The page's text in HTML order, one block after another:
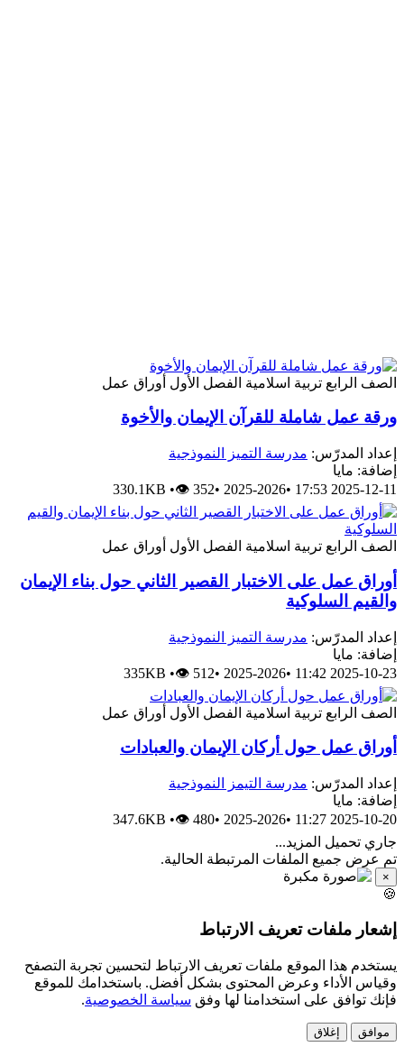
الصف الرابع تربية اسلامية الفصل الأول أوراق عمل
ورقة عمل شاملة للقرآن الإيمان والأخوة
إعداد المدرّس: مدرسة التميز النموذجية
إضافة: مايا
2025-12-11 17:53
•
2025-2026
•
330.1KB •👁 352
الصف الرابع تربية اسلامية الفصل الأول أوراق عمل
أوراق عمل على الاختبار القصير الثاني حول بناء الإيمان
والقيم السلوكية
إعداد المدرّس: مدرسة التميز النموذجية
إضافة: مايا
2025-10-23 11:42
•
2025-2026
•
335KB •👁 512
الصف الرابع تربية اسلامية الفصل الأول أوراق عمل
أوراق عمل حول أركان الإيمان والعبادات
إعداد المدرّس: مدرسة التيمز النموذجية
إضافة: مايا
2025-10-20 11:27
•
2025-2026
•
347.6KB •👁 480
جاري تحميل المزيد...
تم عرض جميع الملفات المرتبطة الحالية.
×
🍪
إشعار ملفات تعريف الارتباط
يستخدم هذا الموقع ملفات تعريف الارتباط لتحسين تجربة التصفح
وقياس الأداء وعرض المحتوى بشكل أفضل. باستخدامك للموقع
فإنك توافق على استخدامنا لها وفق سياسة الخصوصية.
موافق إغلاق